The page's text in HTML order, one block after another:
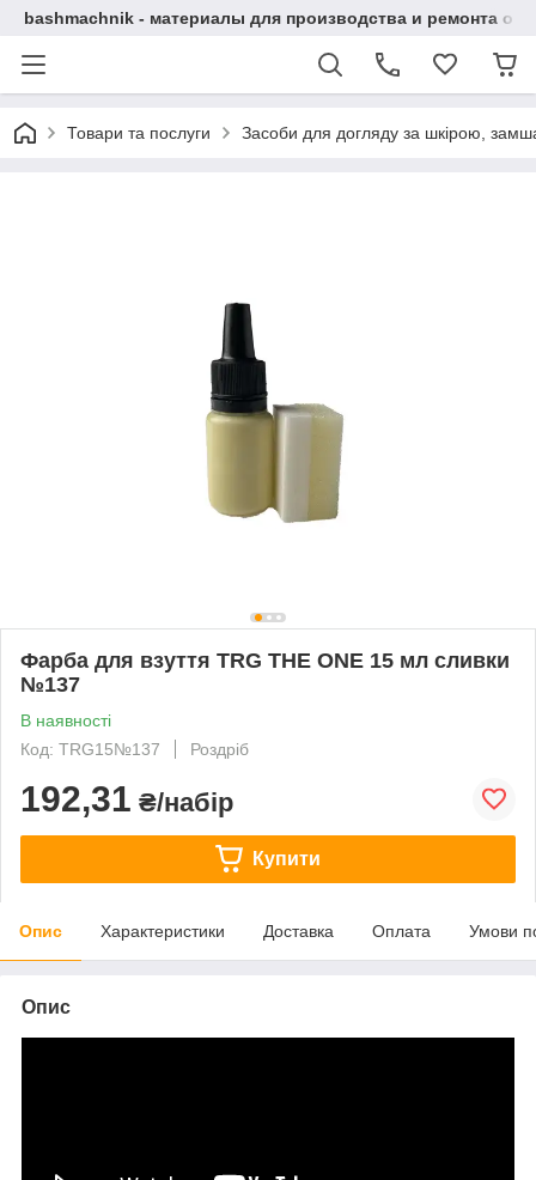
bashmachnik - материалы для производства и ремонта
Товари та послуги Засоби для догляду за шкірою,
Фарба для взуття TRG THE ONE 15 мл сливки
№137
В наявності
Код: TRG15№137
Роздріб
192,31 ₴/набір
Купити
Опис Характеристики Доставка Оплата Умови
Опис